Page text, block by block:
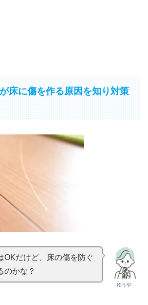
床に傷を作る原因を知り対策
ゆうや
OKだけど、床の傷を防ぐ
のかな？